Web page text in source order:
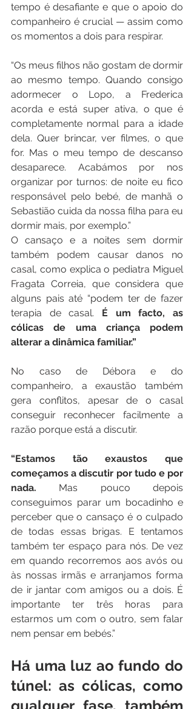
tempo é desafiante e que o apoio do
companheiro é crucial — assim como
os momentos a dois para respirar.
“Os meus filhos não gostam de dormir
ao mesmo tempo. Quando consigo
adormecer o Lopo, a Frederica
acorda e está super ativa, o que é
completamente normal para a idade
dela. Quer brincar, ver filmes, o que
for. Mas o meu tempo de descanso
desaparece. Acabámos por nos
organizar por turnos: de noite eu fico
responsável pelo bebé, de manhã o
Sebastião cuida da nossa filha para eu
dormir mais, por exemplo.”
O cansaço e a noites sem dormir
também podem causar danos no
casal, como explica o pediatra Miguel
Fragata Correia, que considera que
alguns pais até “podem ter de fazer
terapia de casal. É um facto, as
cólicas de uma criança podem
alterar a dinâmica familiar.”
No caso de Débora e do
companheiro, a exaustão também
gera conflitos, apesar de o casal
conseguir reconhecer facilmente a
razão porque está a discutir.
“Estamos tão exaustos que
começamos a discutir por tudo e por
nada. Mas pouco depois
conseguimos parar um bocadinho e
perceber que o cansaço é o culpado
de todas essas brigas. E tentamos
também ter espaço para nós. De vez
em quando recorremos aos avós ou
às nossas irmãs e arranjamos forma
de ir jantar com amigos ou a dois. É
importante ter três horas para
estarmos um com o outro, sem falar
nem pensar em bebés.”
Há uma luz ao fundo do
túnel: as cólicas, como